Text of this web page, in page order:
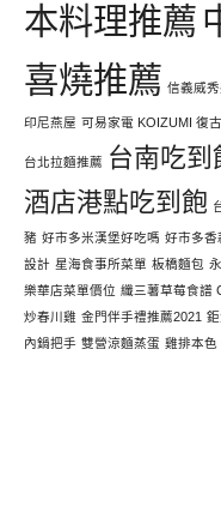
本料理推薦
喜燒推薦 信義威
印尼燕屋 可易家電 KOIZUMI 復
台北拉麵推薦 台南吃到
酒店港點吃到飽
豬 好市多米漢堡好吃嗎 好市多香
設計 星海食事所菜單 板橋麵包
樂華店菜單價位 纖三薯草莓食譜
炒春川雞 金門伴手禮推薦2021
內鍋把手 雙營涼麵蒸蛋 雞排本色